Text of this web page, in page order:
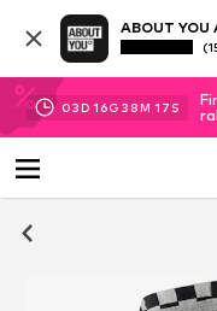
ABOUT YOU
03D 16G 38M 16 S